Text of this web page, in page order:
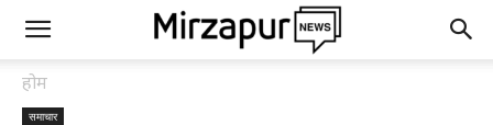
होम
समाचार